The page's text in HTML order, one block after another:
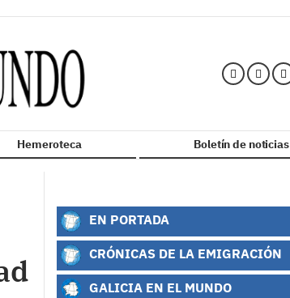
Hemeroteca Boletín de noticias
EN PORTADA
CRÓNICAS DE LA EMIGRACIÓN
GALICIA EN EL MUNDO